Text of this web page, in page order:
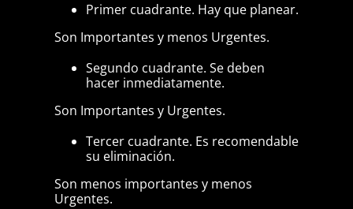
Primer cuadrante. Hay que planear.
Son Importantes y menos Urgentes.
Segundo cuadrante. Se deben
hacer inmediatamente.
Son Importantes y Urgentes.
Tercer cuadrante. Es recomendable
su eliminación.
Son menos importantes y menos
Urgentes.